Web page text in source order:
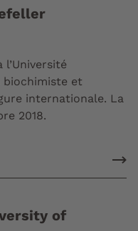
biochimiste et
internationale. La
2018.
of